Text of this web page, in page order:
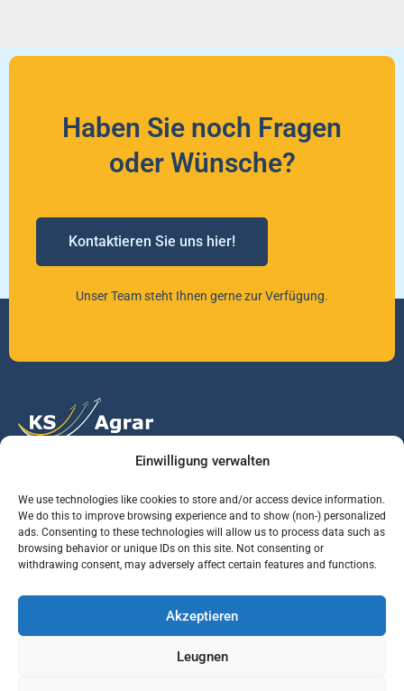
Einwilligung verwalten
We use technologies like cookies to store and/or access device information.
We do this to improve browsing experience and to show (non-) personalized
ads. Consenting to these technologies will allow us to process data such as
browsing behavior or unique IDs on this site. Not consenting or
withdrawing consent, may adversely affect certain features and functions.
Akzeptieren
Leugnen
Haben Sie noch Fragen
oder Wünsche?
Kontaktieren Sie uns hier!
Unser Team steht Ihnen gerne zur Verfügung.
Vertrauen Sie auf unsere Expertise im Agrarmarkt.
Services Jobs
Business Development
Manager (m/w/d)
Informationen